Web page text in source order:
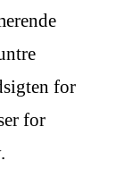
for
for